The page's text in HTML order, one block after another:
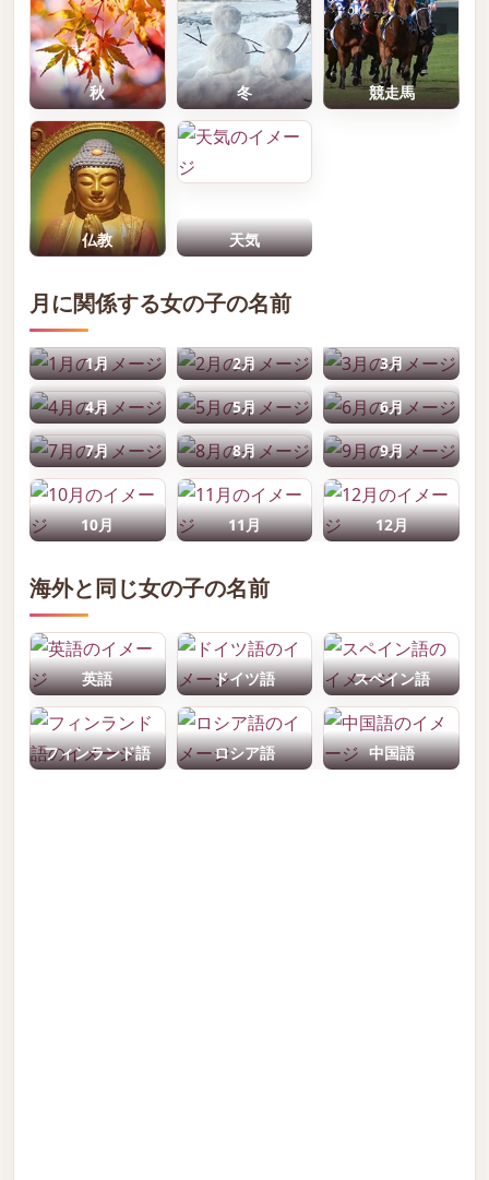
秋 冬 競走馬
仏教 天気
月に関係する女の子の名前
1月 2月 3月
4月 5月 6月
7月 8月 9月
10月 11月 12月
海外と同じ女の子の名前
英語 ドイツ語 スペイン語
フィンランド語 ロシア語 中国語